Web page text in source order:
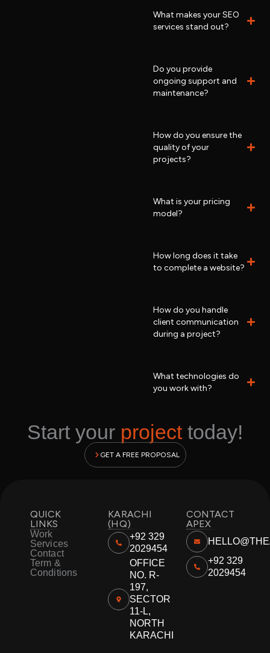
What makes your SEO
services stand out?
Do you provide
ongoing support and
maintenance?
How do you ensure the
quality of your
projects?
What is your pricing
model?
How long does it take
to complete a website?
How do you handle
client communication
during a project?
What technologies do
you work with?
Start your projecttoday!
GET A FREE PROPOSAL
QUICK
LINKS
Work
Services
Contact
Term &
Conditions
KARACHI
(HQ)
+92 329
2029454
OFFICE
NO. R-
197,
SECTOR
11-L,
NORTH
KARACHI
CONTACT
APEX
+92 329
2029454